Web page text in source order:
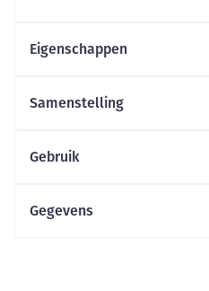
Eigenschappen
Samenstelling
Gebruik
Gegevens